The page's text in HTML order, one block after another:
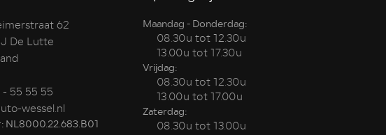
62
De Lutte
- 55 55 55
wessel.nl
NL8000.22.683.B01
Maandag - Donderdag:
08.30u tot 12.30u
13.00u tot 17.30u
Vrijdag:
08.30u tot 12.30u
13.00u tot 17.00u
Zaterdag:
08.30u tot 13.00u